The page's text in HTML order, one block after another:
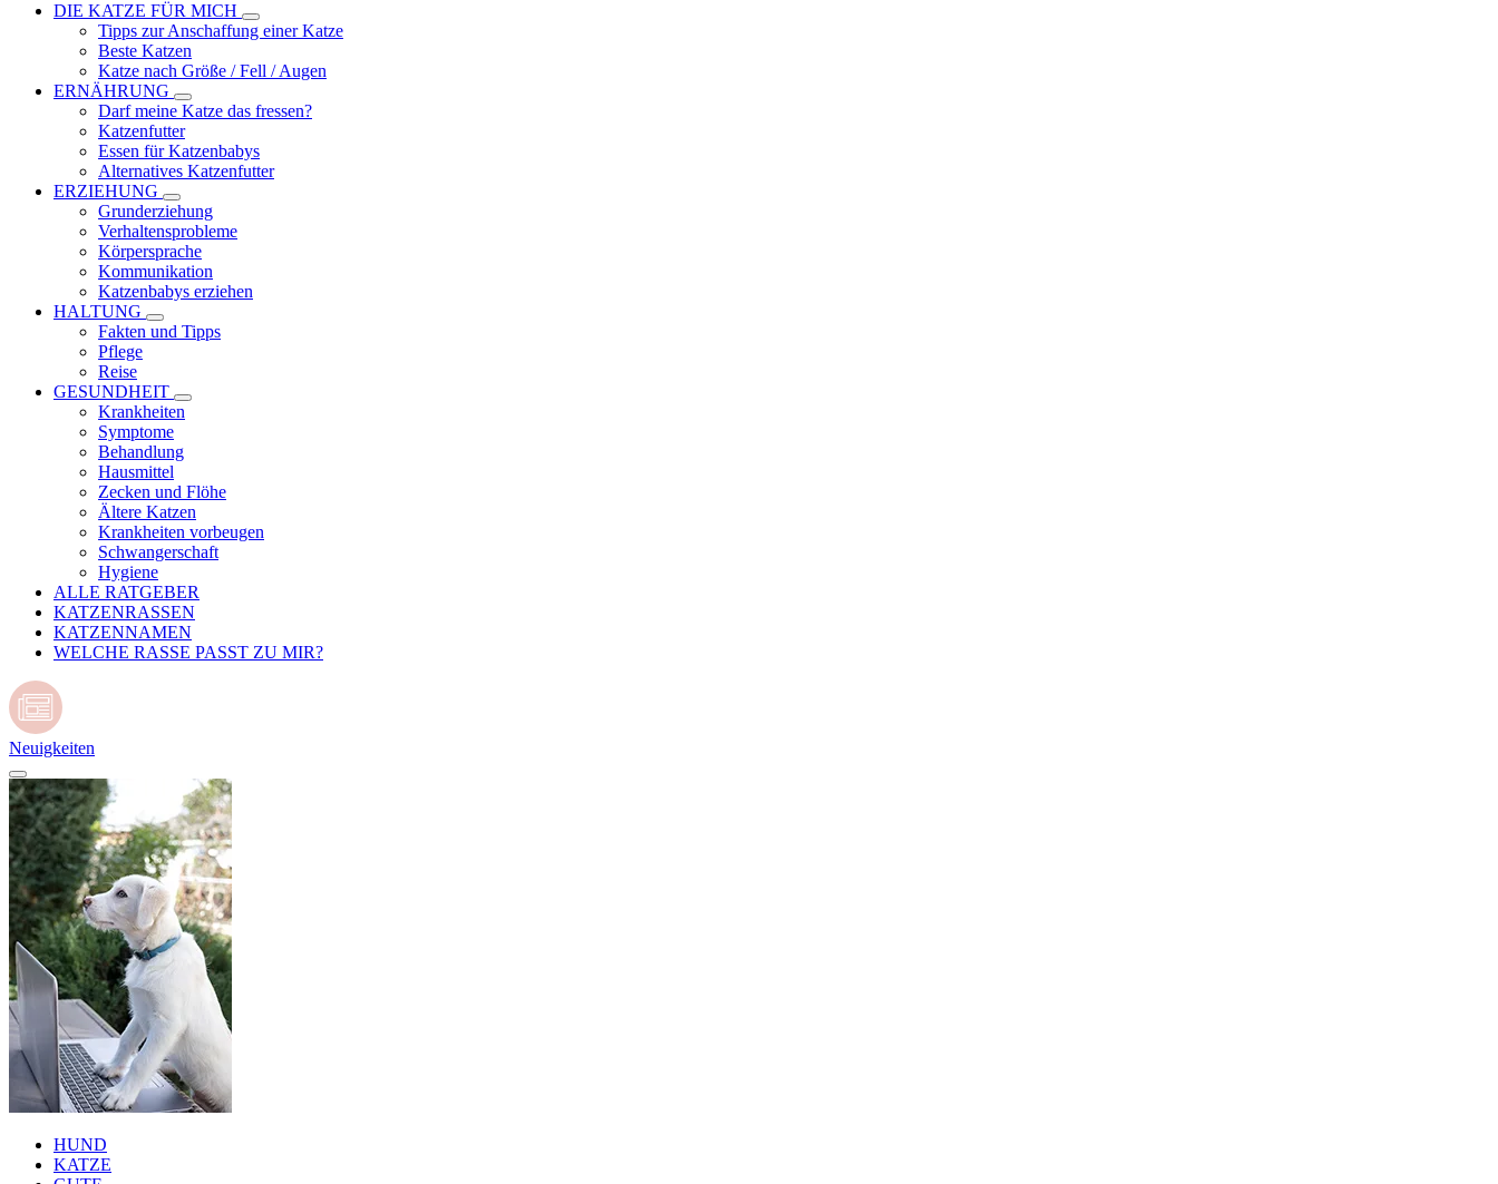
DIE KATZE FÜR MICH
Tipps zur Anschaffung einer Katze
Beste Katzen
Katze nach Größe / Fell / Augen
ERNÄHRUNG
Darf meine Katze das fressen?
Katzenfutter
Essen für Katzenbabys
Alternatives Katzenfutter
ERZIEHUNG
Grunderziehung
Verhaltensprobleme
Körpersprache
Kommunikation
Katzenbabys erziehen
HALTUNG
Fakten und Tipps
Pflege
Reise
GESUNDHEIT
Krankheiten
Symptome
Behandlung
Hausmittel
Zecken und Flöhe
Ältere Katzen
Krankheiten vorbeugen
Schwangerschaft
Hygiene
ALLE RATGEBER
KATZENRASSEN
KATZENNAMEN
WELCHE RASSE PASST ZU MIR?
Neuigkeiten
HUND
KATZE